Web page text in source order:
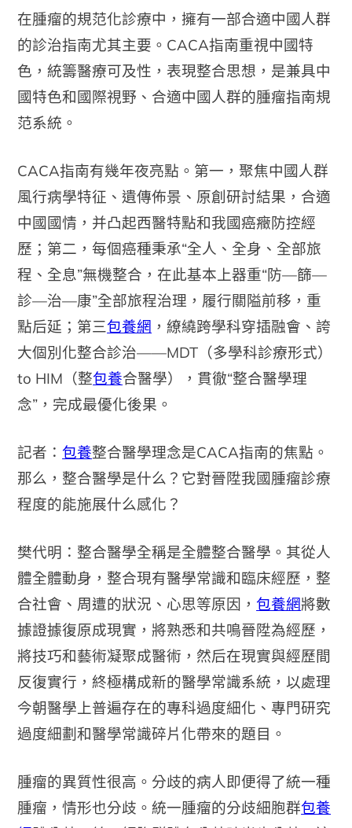
在腫瘤的規范化診療中，擁有一部合適中國人群
的診治指南尤其主要。CACA指南重視中國特
色，統籌醫療可及性，表現整合思想，是兼具中
國特色和國際視野、合適中國人群的腫瘤指南規
范系統。
CACA指南有幾年夜亮點。第一，聚焦中國人群
風行病學特征、遺傳佈景、原創研討結果，合適
中國國情，并凸起西醫特點和我國癌癥防控經
歷；第二，每個癌種秉承“全人、全身、全部旅
程、全息”無機整合，在此基本上器重“防—篩—
診—治—康”全部旅程治理，履行關隘前移，重
點后延；第三包養網 ，繚繞跨學科穿插融會、誇
大個別化整合診治——MDT（多學科診療形式）
to HIM（整包養合醫學），貫徹“整合醫學理
念”，完成最優化後果。
記者：包養整合醫學理念是CACA指南的焦點。
那么，整合醫學是什么？它對晉陞我國腫瘤診療
程度的能施展什么感化？
樊代明：整合醫學全稱是全體整合醫學。其從人
體全體動身，整合現有醫學常識和臨床經歷，整
合社會、周遭的狀況、心思等原因，包養網將數
據證據復原成現實，將熟悉和共鳴晉陞為經歷，
將技巧和藝術凝聚成醫術，然后在現實與經歷間
反復實行，終極構成新的醫學常識系統，以處理
今朝醫學上普遍存在的專科過度細化、專門研究
過度細劃和醫學常識碎片化帶來的題目。
腫瘤的異質性很高。分歧的病人即便得了統一種
腫瘤，情形也分歧。統一腫瘤的分歧細胞群包養